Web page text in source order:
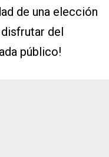
de una elección
del
público!